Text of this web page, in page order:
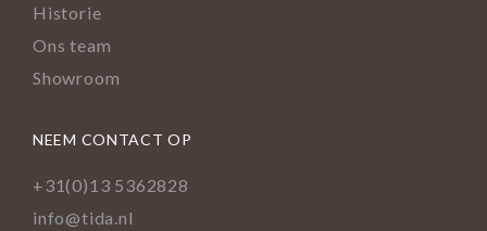
Historie
Ons team
Showroom
NEEM CONTACT OP
+31(0)13 5362828
info@tida.nl